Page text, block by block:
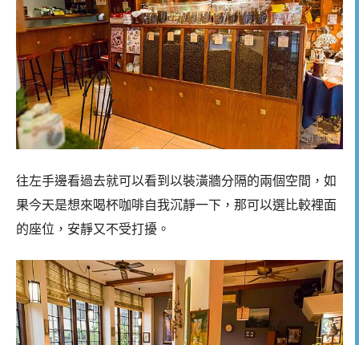
往左手邊看過去就可以看到以裝潢牆分隔的兩個空間，如
果今天是想來喝杯咖啡自我沉靜一下，那可以選比較裡面
的座位，安靜又不受打擾。